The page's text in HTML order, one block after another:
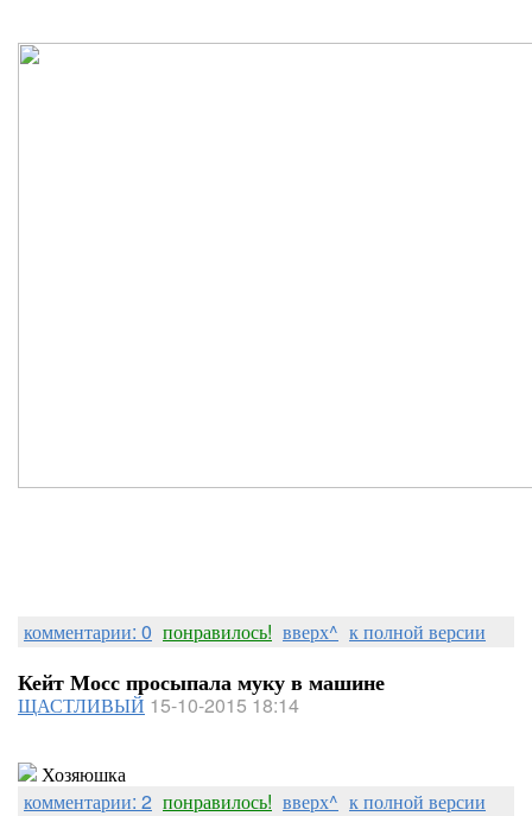
комментарии: 0 понравилось! вверх^ к полной версии
Кейт Мосс просыпала муку в машине
ЩАСТЛИВЫЙ 15-10-2015 18:14
Хозяюшка
комментарии: 2 понравилось! вверх^ к полной версии